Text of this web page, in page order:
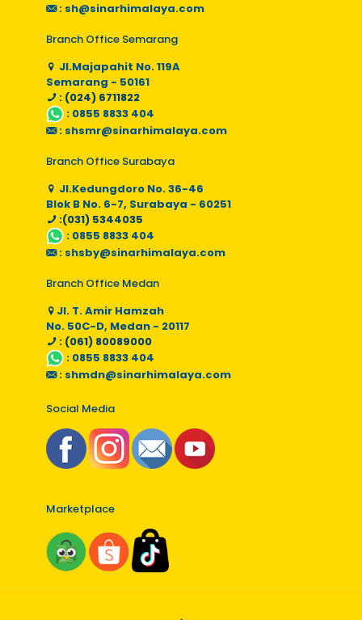
: sh@sinarhimalaya.com
Branch Office Semarang
Jl.Majapahit No. 119A
Semarang - 50161
: (024) 6711822
: 0855 8833 404
: shsmr@sinarhimalaya.com
Branch Office Surabaya
Jl.Kedungdoro No. 36-46
Blok B No. 6-7, Surabaya - 60251
:(031) 5344035
: 0855 8833 404
: shsby@sinarhimalaya.com
Branch Office Medan
Jl. T. Amir Hamzah
No. 50C-D, Medan - 20117
: (061) 80089000
: 0855 8833 404
: shmdn@sinarhimalaya.com
Social Media
Marketplace